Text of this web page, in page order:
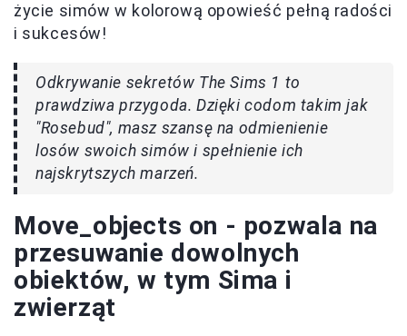
życie simów w kolorową opowieść pełną radości
i sukcesów!
Odkrywanie sekretów The Sims 1 to
prawdziwa przygoda. Dzięki codom takim jak
"Rosebud", masz szansę na odmienienie
losów swoich simów i spełnienie ich
najskrytszych marzeń.
Move_objects on - pozwala na
przesuwanie dowolnych
obiektów, w tym Sima i
zwierząt